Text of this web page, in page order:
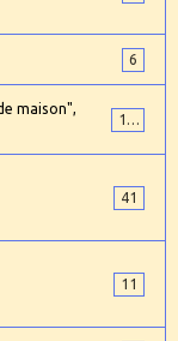
6
maison",
101
41
11